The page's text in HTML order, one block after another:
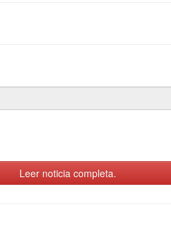
Leer noticia completa.